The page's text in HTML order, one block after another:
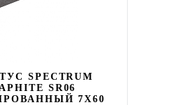
SPECTRUM
SR06
7X60